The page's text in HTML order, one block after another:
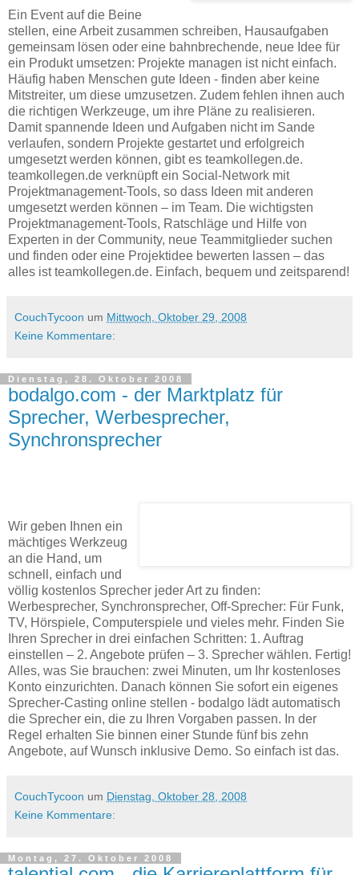
Ein Event auf die Beine
stellen, eine Arbeit zusammen schreiben, Hausaufgaben
gemeinsam lösen oder eine bahnbrechende, neue Idee für
ein Produkt umsetzen: Projekte managen ist nicht einfach.
Häufig haben Menschen gute Ideen - finden aber keine
Mitstreiter, um diese umzusetzen. Zudem fehlen ihnen auch
die richtigen Werkzeuge, um ihre Pläne zu realisieren.
Damit spannende Ideen und Aufgaben nicht im Sande
verlaufen, sondern Projekte gestartet und erfolgreich
umgesetzt werden können, gibt es teamkollegen.de.
teamkollegen.de verknüpft ein Social-Network mit
Projektmanagement-Tools, so dass Ideen mit anderen
umgesetzt werden können – im Team. Die wichtigsten
Projektmanagement-Tools, Ratschläge und Hilfe von
Experten in der Community, neue Teammitglieder suchen
und finden oder eine Projektidee bewerten lassen – das
alles ist teamkollegen.de. Einfach, bequem und zeitsparend!
CouchTycoon um Mittwoch, Oktober 29, 2008
Keine Kommentare:
Dienstag, 28. Oktober 2008
bodalgo.com - der Marktplatz für
Sprecher, Werbesprecher,
Synchronsprecher
Wir geben Ihnen ein
mächtiges Werkzeug
an die Hand, um
schnell, einfach und
völlig kostenlos Sprecher jeder Art zu finden:
Werbesprecher, Synchronsprecher, Off-Sprecher: Für Funk,
TV, Hörspiele, Computerspiele und vieles mehr. Finden Sie
Ihren Sprecher in drei einfachen Schritten: 1. Auftrag
einstellen – 2. Angebote prüfen – 3. Sprecher wählen. Fertig!
Alles, was Sie brauchen: zwei Minuten, um Ihr kostenloses
Konto einzurichten. Danach können Sie sofort ein eigenes
Sprecher-Casting online stellen - bodalgo lädt automatisch
die Sprecher ein, die zu Ihren Vorgaben passen. In der
Regel erhalten Sie binnen einer Stunde fünf bis zehn
Angebote, auf Wunsch inklusive Demo. So einfach ist das.
CouchTycoon um Dienstag, Oktober 28, 2008
Keine Kommentare:
Montag, 27. Oktober 2008